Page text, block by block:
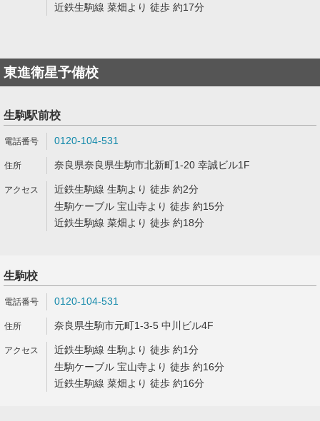
近鉄生駒線 菜畑より 徒歩 約17分
東進衛星予備校
生駒駅前校
0120-104-531
奈良県奈良県生駒市北新町1-20 幸誠ビル1F
近鉄生駒線 生駒より 徒歩 約2分
生駒ケーブル 宝山寺より 徒歩 約15分
近鉄生駒線 菜畑より 徒歩 約18分
生駒校
0120-104-531
奈良県生駒市元町1-3-5 中川ビル4F
近鉄生駒線 生駒より 徒歩 約1分
生駒ケーブル 宝山寺より 徒歩 約16分
近鉄生駒線 菜畑より 徒歩 約16分